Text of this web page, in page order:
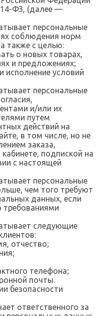
14-ФЗ, (далее —
персональные
соблюдения норм
также с целью:
о новых товарах,
и предложениях;
исполнение условий
персональные
и/или их
путем
действий на
в том числе, но не
заказа,
подпиской на
с настоящей
персональные
чем того требуют
данных, если
требованиями
следующие
отчество;
телефона;
почты.
безопасности
ответственного за